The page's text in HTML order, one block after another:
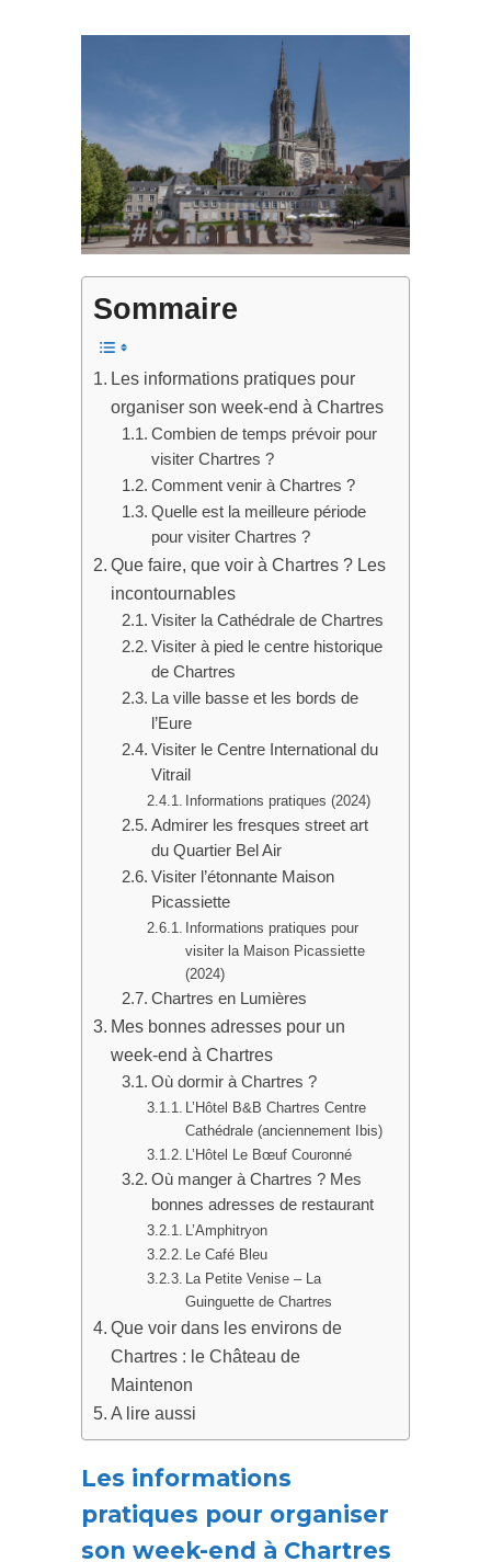
Sommaire
Les informations pratiques pour
organiser son week-end à Chartres
Combien de temps prévoir pour
visiter Chartres ?
Comment venir à Chartres ?
Quelle est la meilleure période
pour visiter Chartres ?
Que faire, que voir à Chartres ? Les
incontournables
Visiter la Cathédrale de Chartres
Visiter à pied le centre historique
de Chartres
La ville basse et les bords de
l’Eure
Visiter le Centre International du
Vitrail
Informations pratiques (2024)
Admirer les fresques street art
du Quartier Bel Air
Visiter l’étonnante Maison
Picassiette
Informations pratiques pour
visiter la Maison Picassiette
(2024)
Chartres en Lumières
Mes bonnes adresses pour un
week-end à Chartres
Où dormir à Chartres ?
L’Hôtel B&B Chartres Centre
Cathédrale (anciennement Ibis)
L’Hôtel Le Bœuf Couronné
Où manger à Chartres ? Mes
bonnes adresses de restaurant
L’Amphitryon
Le Café Bleu
La Petite Venise – La
Guinguette de Chartres
Que voir dans les environs de
Chartres : le Château de
Maintenon
A lire aussi
Les informations
pratiques pour organiser
son week-end à Chartres